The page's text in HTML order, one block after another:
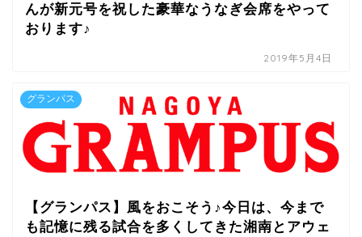
んが新元号を祝した豪華なうなぎ会席をやって
おります♪
2019年5月4日
グランパス
【グランパス】風をおこそう♪今日は、今まで
も記憶に残る試合を多くしてきた湘南とアウェ